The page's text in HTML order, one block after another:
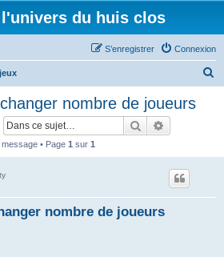
du huis clos
Connexion
S’enregistrer
nombre de joueurs
Rechercher
message • Page 1 sur 1
nombre de joueurs